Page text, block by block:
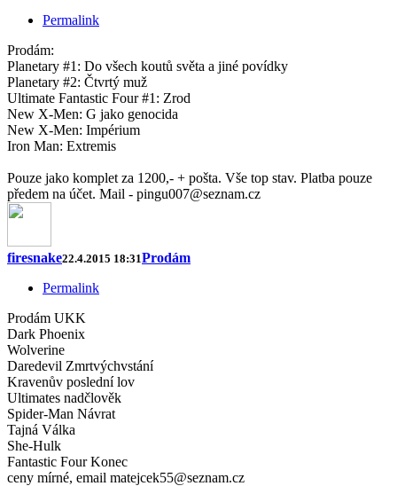
Permalink
Prodám:
Planetary #1: Do všech koutů světa a jiné povídky
Planetary #2: Čtvrtý muž
Ultimate Fantastic Four #1: Zrod
New X-Men: G jako genocida
New X-Men: Impérium
Iron Man: Extremis
Pouze jako komplet za 1200,- + pošta. Vše top stav. Platba pouze
předem na účet. Mail - pingu007@seznam.cz
firesnake22.4.2015 18:31Prodám
Permalink
Prodám UKK
Dark Phoenix
Wolverine
Daredevil Zmrtvýchvstání
Kravenův poslední lov
Ultimates nadčlověk
Spider-Man Návrat
Tajná Válka
She-Hulk
Fantastic Four Konec
ceny mírné, email matejcek55@seznam.cz